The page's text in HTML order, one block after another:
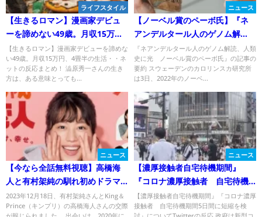
ライフスタイル
【生きるロマン】漫画家デビュ
ーを諦めない49歳。月収15万
円、4畳半の生活
【生きるロマン】漫画家デビューを諦めな
い49歳。月収15万円、4畳半の生活・・ネ
ットの反応まとめ！ 澁原秀一さんの生き
方は、ある意味とっても...
ニュース
【ノーベル賞のペーボ氏】『ネ
アンデルタール人のゲノム解
読、人類史に光』について
Twitterの反応
『ネアンデルタール人のゲノム解読、人類
史に光 ノーベル賞のペーボ氏』の記事の
要約 スウェーデンのカロリンスカ研究所
は3日、2022年のノーベ...
ニュース
【今なら全話無料視聴】高橋海
人と有村架純の馴れ初めドラマ
『姉ちゃんの恋人』
2023年12月18日、有村架純さんとKing＆
Prince（キンプリ）の高橋海人さんの交際
が報じられました。 出会いは、2020年に
ニュース
【濃厚接触者自宅待機期間』
『コロナ濃厚接触者 自宅待機
期間5日間に短縮を検討』につい
てTwitterの反応
【濃厚接触者自宅待機期間』『コロナ濃厚
接触者 自宅待機期間5日間に短縮を検
討』についてTwitterの反応 政府は新型コ